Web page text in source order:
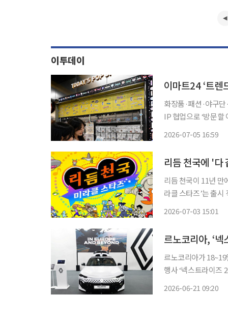
이투데이
화장품·패션·야구
IP 협업으로 ‘방문할
2026-07-05 16:59
리듬 천국에 '다
리듬 천국이 11년 만에 돌아왔습니다. 3일 닌텐도
라클 스타즈’는 출시
2026-07-03 15:01
르노코리아, ‘
르노코리아가
행사 ‘넥스트라이즈
2026-06-21 09:20